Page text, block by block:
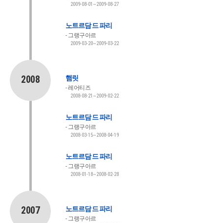
2009-08-01~2009-08-27
노트르담 드 파리
그랭구아르
2009-03-20~2009-03-22
2008 햄릿
레어티즈
2008-08-21~2009-02-22
노트르담 드 파리
그랭구아르
2008-03-15~2008-04-19
노트르담 드 파리
그랭구아르
2008-01-18~2008-02-28
2007 노트르담 드 파리
그랭구아르